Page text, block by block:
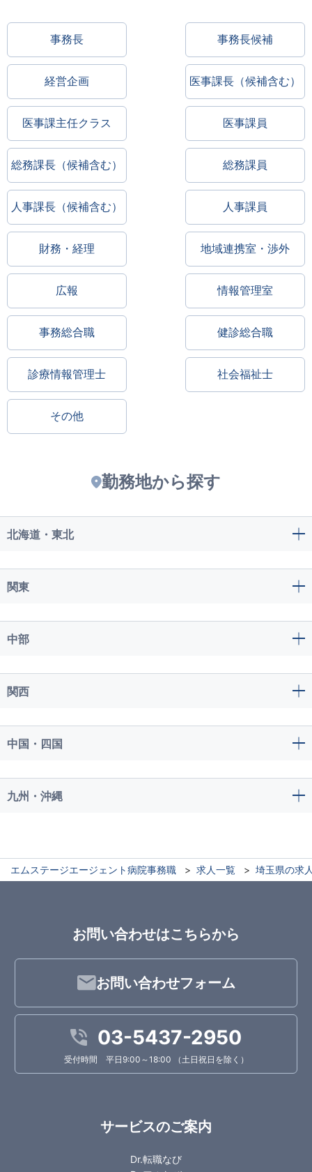
事務長 事務長候補
経営企画 医事課長（候補含む）
医事課主任クラス 医事課員
総務課長（候補含む） 総務課員
人事課長（候補含む） 人事課員
財務・経理 地域連携室・渉外
広報 情報管理室
事務総合職 健診総合職
診療情報管理士 社会福祉士
その他
勤務地から探す
北海道・東北
関東
中部
関西
中国・四国
九州・沖縄
エムステージエージェント病院事務職 求人一覧 埼玉県の求
お問い合わせはこちらから
お問い合わせフォーム
03-5437-2950
受付時間 平日9:00～18:00 （土日祝日を除く）
サービスのご案内
Dr.転職なび